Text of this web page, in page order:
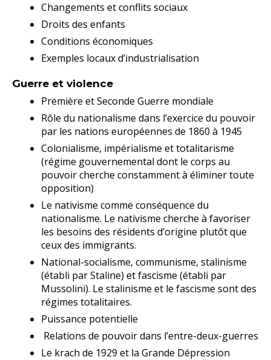
Changements et conflits sociaux
Droits des enfants
Conditions économiques
Exemples locaux d’industrialisation
Guerre et violence
Première et Seconde Guerre mondiale
Rôle du nationalisme dans l’exercice du pouvoir
par les nations européennes de 1860 à 1945
Colonialisme, impérialisme et totalitarisme
(régime gouvernemental dont le corps au
pouvoir cherche constamment à éliminer toute
opposition)
Le nativisme comme conséquence du
nationalisme. Le nativisme cherche à favoriser
les besoins des résidents d’origine plutôt que
ceux des immigrants.
National-socialisme, communisme, stalinisme
(établi par Staline) et fascisme (établi par
Mussolini). Le stalinisme et le fascisme sont des
régimes totalitaires.
Puissance potentielle
Relations de pouvoir dans l’entre-deux-guerres
Le krach de 1929 et la Grande Dépression